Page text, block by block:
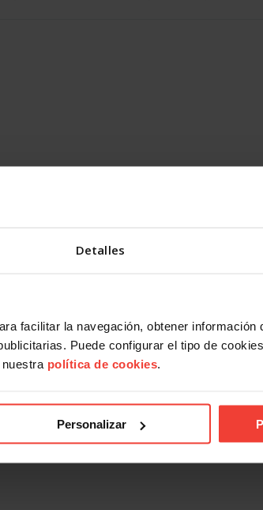
Detalles
facilitar la navegación, obtener información
Puede configurar el tipo de
política de cookies.
Personalizar